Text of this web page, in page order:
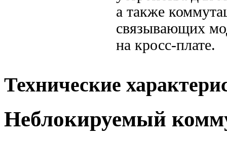
а также
связывающих
на кросс-плате.
Технические
Неблокируемый